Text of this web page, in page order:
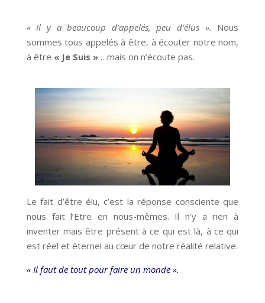
« Il y a beaucoup d’appelés, peu d’élus ». Nous
sommes tous appelés à être, à écouter notre nom,
à être « Je Suis »…mais on n’écoute pas.
Le fait d’être élu, c’est la réponse consciente que
nous fait l’Etre en nous-mêmes. Il n’y a rien à
inventer mais être présent à ce qui est là, à ce qui
est réel et éternel au cœur de notre réalité relative.
« Il faut de tout pour faire un monde ».